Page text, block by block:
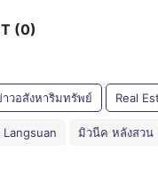
(0)
วอสังหาริมทรัพย์ Real
Langsuan มิวนีค หลังสวน